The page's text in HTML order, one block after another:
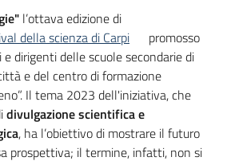
l’ottava edizione di
della scienza di Carpi
promosso
dirigenti delle scuole secondarie di
e del centro di formazione
Il tema 2023 dell'iniziativa, che
divulgazione scientifica e
, ha l’obiettivo di mostrare il futuro
prospettiva; il termine, infatti, non si